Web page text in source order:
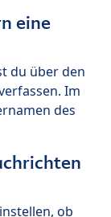
eine
du über den
Im
des
ob